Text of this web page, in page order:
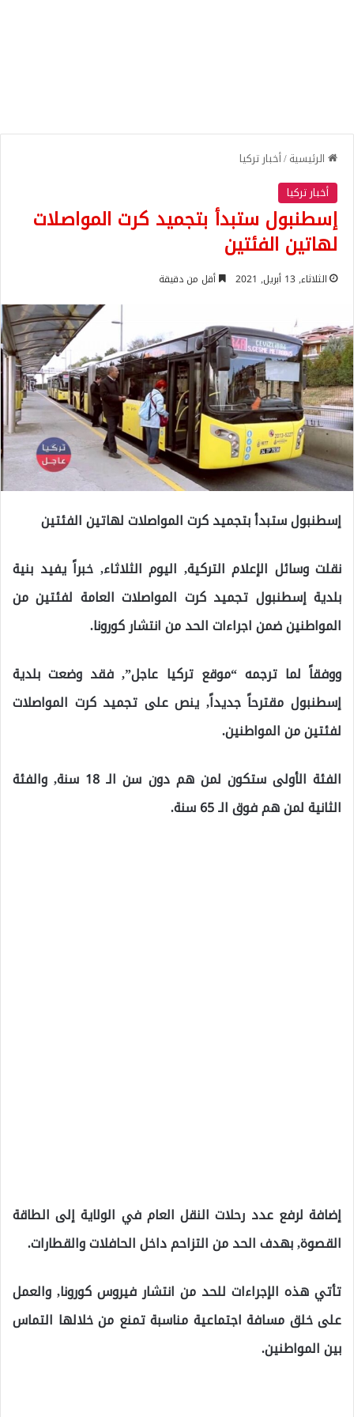
الرئيسية/أخبار تركيا
أخبار تركيا
إسطنبول ستبدأ بتجميد كرت المواصلات
لهاتين الفئتين
الثلاثاء, 13 أبريل, 2021 أقل من دقيقة
إسطنبول ستبدأ بتجميد كرت المواصلات لهاتين الفئتين
نقلت وسائل الإعلام التركية, اليوم الثلاثاء, خبراً يفيد بنية
بلدية إسطنبول تجميد كرت المواصلات العامة لفئتين من
المواطنين ضمن اجراءات الحد من انتشار كورونا.
ووفقاً لما ترجمه “موقع تركيا عاجل”, فقد وضعت بلدية
إسطنبول مقترحاً جديداً, ينص على تجميد كرت المواصلات
لفئتين من المواطنين.
الفئة الأولى ستكون لمن هم دون سن الـ 18 سنة, والفئة
الثانية لمن هم فوق الـ 65 سنة.
إضافة لرفع عدد رحلات النقل العام في الولاية إلى الطاقة
القصوة, بهدف الحد من التزاحم داخل الحافلات والقطارات.
تأتي هذه الإجراءات للحد من انتشار فيروس كورونا, والعمل
على خلق مسافة اجتماعية مناسبة تمنع من خلالها التماس
بين المواطنين.